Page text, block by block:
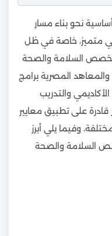
نحو بناء مسار
متميز، خاصة في ظل
تخصص السلامة والصحة
المصرية برامج
والتدريب
على تطبيق معايير
وفيما يلي أبرز
السلامة والصحة